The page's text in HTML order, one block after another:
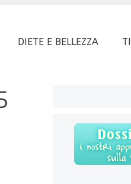
DIETE E BELLEZZA